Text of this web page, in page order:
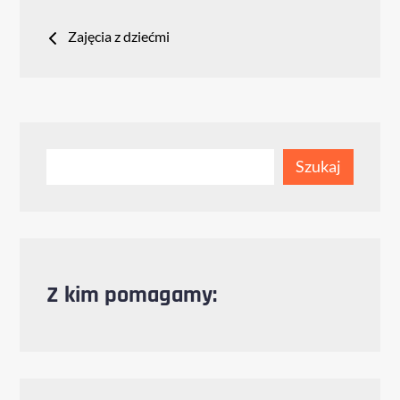
Nawigacja
Zajęcia z dziećmi
Szukaj
Z kim pomagamy: